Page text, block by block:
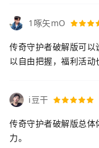
1啄矢mO
传奇守护者破解版可
以自由把握，福利活动
i豆干
传奇守护者破解版总
力。